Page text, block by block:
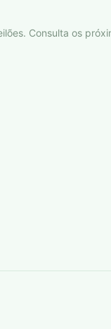
Consulta os